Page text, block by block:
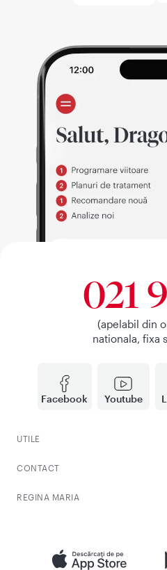
Facebook Youtube
021
(apelabil din
nationala, fixa
UTILE
CONTACT
REGINA MARIA